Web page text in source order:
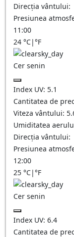
Direcția vântului:
Presiunea
11:00
24 °C|°F
Cer senin
Index UV: 5.1
Cantitatea de
Viteza vântului:
Umiditatea
Direcția vântului:
Presiunea
12:00
25 °C|°F
Cer senin
Index UV: 6.4
Cantitatea de